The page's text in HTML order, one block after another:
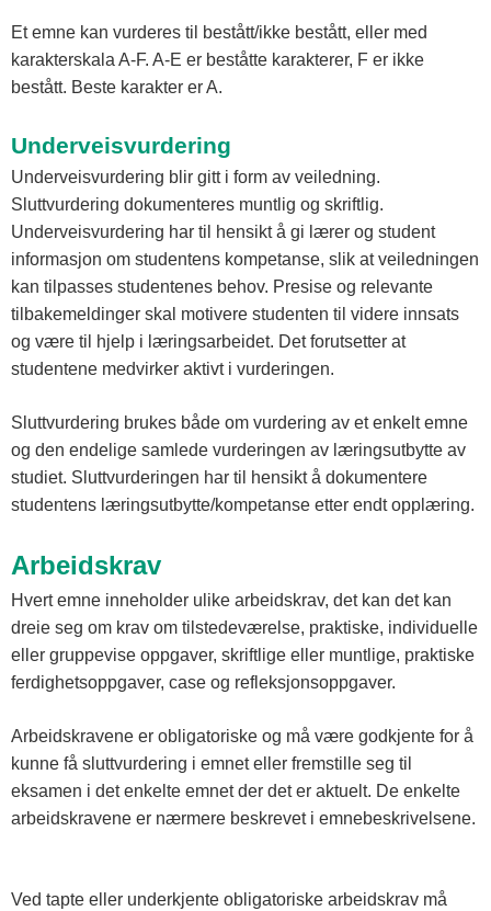
Et emne kan vurderes til bestått/ikke bestått, eller med
karakterskala A-F. A-E er beståtte karakterer, F er ikke
bestått. Beste karakter er A.
Underveisvurdering
Underveisvurdering blir gitt i form av veiledning.
Sluttvurdering dokumenteres muntlig og skriftlig.
Underveisvurdering har til hensikt å gi lærer og student
informasjon om studentens kompetanse, slik at veiledningen
kan tilpasses studentenes behov. Presise og relevante
tilbakemeldinger skal motivere studenten til videre innsats
og være til hjelp i læringsarbeidet. Det forutsetter at
studentene medvirker aktivt i vurderingen.
Sluttvurdering brukes både om vurdering av et enkelt emne
og den endelige samlede vurderingen av læringsutbytte av
studiet. Sluttvurderingen har til hensikt å dokumentere
studentens læringsutbytte/kompetanse etter endt opplæring.
Arbeidskrav
Hvert emne inneholder ulike arbeidskrav, det kan det kan
dreie seg om krav om tilstedeværelse, praktiske, individuelle
eller gruppevise oppgaver, skriftlige eller muntlige, praktiske
ferdighetsoppgaver, case og refleksjonsoppgaver.
Arbeidskravene er obligatoriske og må være godkjente for å
kunne få sluttvurdering i emnet eller fremstille seg til
eksamen i det enkelte emnet der det er aktuelt. De enkelte
arbeidskravene er nærmere beskrevet i emnebeskrivelsene.
Ved tapte eller underkjente obligatoriske arbeidskrav må